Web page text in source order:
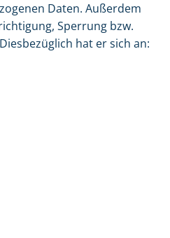
Daten. Außerdem
Sperrung bzw.
hat er sich an: